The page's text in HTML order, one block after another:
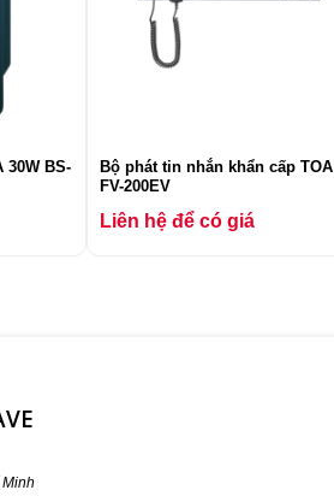
30W BS-
Bộ phát tin nhắn khẩn cấp TOA
FV-200EV
Liên hệ để có giá